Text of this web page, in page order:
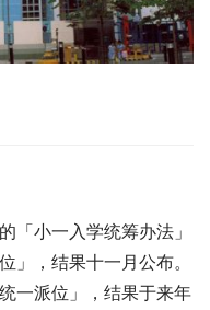
「小一入学统筹办法」
」，结果十一月公布。
一派位」，结果于来年